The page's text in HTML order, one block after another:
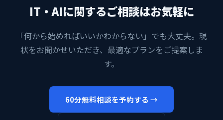
IT・AIに関するご相談はお気軽に
「何から始めればいいかわからない」でも大丈夫。現
状をお聞かせいただき、最適なプランをご提案しま
す。
60分無料相談を予約する →